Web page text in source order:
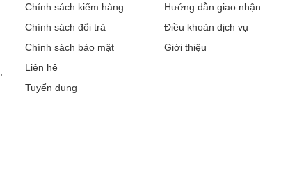
Chính sách kiểm hàng
Chính sách đổi trả
Chính sách bảo mật
Liên hệ
Tuyển dụng
Hướng dẫn giao nhận
Điều khoản dịch vụ
Giới thiệu